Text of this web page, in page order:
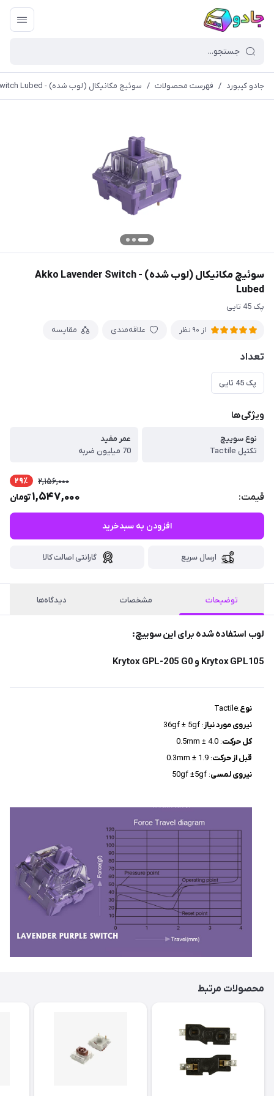
جادو کیبورد / فهرست محصولات / سوئیچ مکانیکال (لوب شده) - Akko Lavender Switch Lubed
سوئیچ مکانیکال (لوب شده) - Akko Lavender Switch
Lubed
پک 45 تایی
از 90 نظر علاقه‌مندی مقایسه
تعداد
پک 45 تایی
ویژگی‌ها
نوع سوییچ
تکتیل Tactile
عمر مفید
70 میلیون ضربه
قیمت:
2,156,000 29٪
1,547,000تومان
افزودن به سبدخرید
ارسال سریع گارانتی اصالت کالا
توضیحات مشخصات دیدگاه‌ها
لوب استفاده شده برای این سوییچ:
Krytox GPL105 و Krytox GPL-205 G0
نوع:Tactile
نیروی مورد نیاز: 36gf ± 5gf
کل حرکت: 4.0 ± 0.5mm
قبل از حرکت: 1.9 ± 0.3mm
نیروی لمسی: 50gf ±5gf
محصولات مرتبط